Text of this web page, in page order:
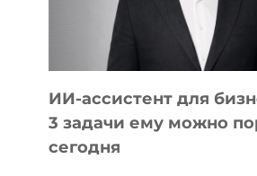
КАВКАЗА
ИИ-ассистент для
3 задачи ему можно
сегодня